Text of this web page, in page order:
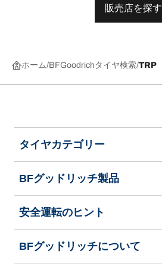
販売店を探す
ホーム BFGoodrichタイヤ検索 TRP
タイヤカテゴリー
BFグッドリッチ製品
安全運転のヒント
BFグッドリッチについて